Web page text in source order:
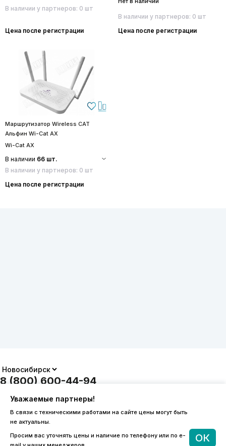
В наличии у партнеров: 0 шт
Цена после регистрации
В наличии у партнеров: 0 шт
Цена после регистрации
Маршрутизатор Wireless CAT
Альфин Wi-Cat AX
Wi-Cat AX
В наличии 66 шт.
В наличии у партнеров: 0 шт
Цена после регистрации
Уважаемые партнеры!
В связи с техническими работами на сайте цены могут быть
не актуальны.
Просим вас уточнять цены и наличие по телефону или по e-
ОК
8 (800) 600-44-94
order@sibvols.ru
О компании
Каталог
Контакты